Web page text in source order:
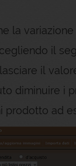
la
il
il
diminuire i
prodotto ad